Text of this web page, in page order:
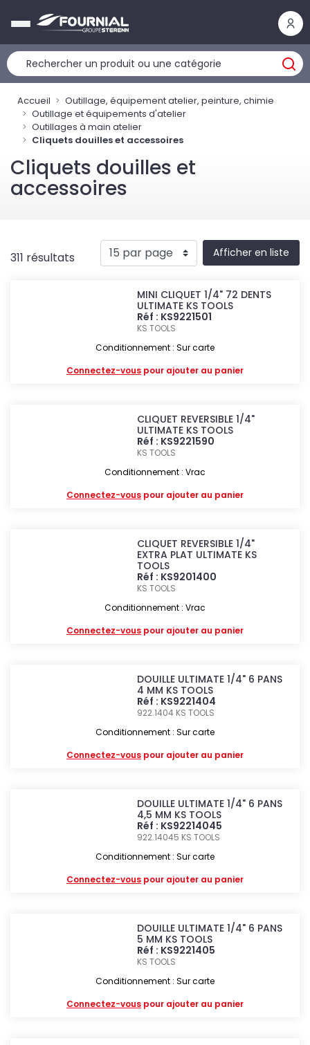
Accueil
Outillage, équipement atelier, peinture, chimie
Outillage et équipements d'atelier
Outillages à main atelier
Cliquets douilles et accessoires
Cliquets douilles et
accessoires
311 résultats Afficher en liste
MINI CLIQUET 1/4" 72 DENTS
ULTIMATE KS TOOLS
Réf : KS9221501
KS TOOLS
Conditionnement : Sur carte
Connectez-vous pour ajouter au panier
CLIQUET REVERSIBLE 1/4"
ULTIMATE KS TOOLS
Réf : KS9221590
KS TOOLS
Conditionnement : Vrac
Connectez-vous pour ajouter au panier
CLIQUET REVERSIBLE 1/4"
EXTRA PLAT ULTIMATE KS
TOOLS
Réf : KS9201400
KS TOOLS
Conditionnement : Vrac
Connectez-vous pour ajouter au panier
DOUILLE ULTIMATE 1/4" 6 PANS
4 MM KS TOOLS
Réf : KS9221404
922.1404 KS TOOLS
Conditionnement : Sur carte
Connectez-vous pour ajouter au panier
DOUILLE ULTIMATE 1/4" 6 PANS
4,5 MM KS TOOLS
Réf : KS92214045
922.14045 KS TOOLS
Conditionnement : Sur carte
Connectez-vous pour ajouter au panier
DOUILLE ULTIMATE 1/4" 6 PANS
5 MM KS TOOLS
Réf : KS9221405
KS TOOLS
Conditionnement : Sur carte
Connectez-vous pour ajouter au panier